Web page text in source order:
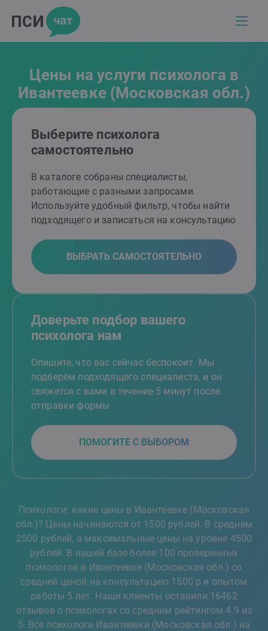
Цены на услуги психолога в
Ивантеевке (Московская обл.)
Выберите психолога
самостоятельно
В каталоге собраны специалисты,
работающие с разными запросами.
Используйте удобный фильтр, чтобы найти
подходящего и записаться на консультацию
ВЫБРАТЬ САМОСТОЯТЕЛЬНО
Доверьте подбор вашего
психолога нам
Опишите, что вас сейчас беспокоит. Мы
подберём подходящего специалиста, и он
свяжется с вами в течение 5 минут после
отправки формы
ПОМОГИТЕ С ВЫБОРОМ
Психологи: какие цены в Ивантеевке (Московская
обл.)? Цены начинаются от 1500 рублей. В среднем
2500 рублей, а максимальные цены на уровне 4500
рублей. В нашей базе более 100 проверенных
психологов в Ивантеевке (Московская обл.) со
средней ценой на консультацию 1500 р и опытом
работы 5 лет. Наши клиенты оставили 16462
отзывов о психологах со средним рейтингом 4.9 из
5. Все психологи Ивантеевки (Московская обл.) на